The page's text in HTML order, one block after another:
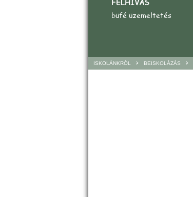
FELHÍVÁS
büfé üzemeltetés
ISKOLÁNKRÓL > BEISKOLÁZÁS >